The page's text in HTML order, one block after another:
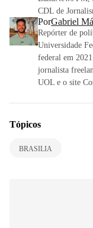
CDL de
PorGabriel
Repórter de
Universidade
federal em
jornalista
UOL e o site
Tópicos
BRASILIA